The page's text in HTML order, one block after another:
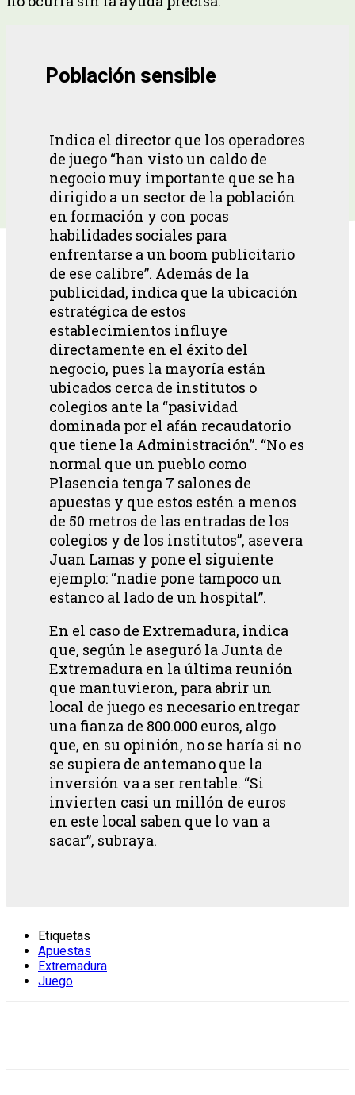
Población sensible
Indica el director que los operadores
de juego “han visto un caldo de
negocio muy importante que se ha
dirigido a un sector de la población
en formación y con pocas
habilidades sociales para
enfrentarse a un boom publicitario
de ese calibre”. Además de la
publicidad, indica que la ubicación
estratégica de estos
establecimientos influye
directamente en el éxito del
negocio, pues la mayoría están
ubicados cerca de institutos o
colegios ante la “pasividad
dominada por el afán recaudatorio
que tiene la Administración”. “No es
normal que un pueblo como
Plasencia tenga 7 salones de
apuestas y que estos estén a menos
de 50 metros de las entradas de los
colegios y de los institutos”, asevera
Juan Lamas y pone el siguiente
ejemplo: “nadie pone tampoco un
estanco al lado de un hospital”.
En el caso de Extremadura, indica
que, según le aseguró la Junta de
Extremadura en la última reunión
que mantuvieron, para abrir un
local de juego es necesario entregar
una fianza de 800.000 euros, algo
que, en su opinión, no se haría si no
se supiera de antemano que la
inversión va a ser rentable. “Si
invierten casi un millón de euros
en este local saben que lo van a
sacar”, subraya.
Etiquetas
Apuestas
Extremadura
Juego